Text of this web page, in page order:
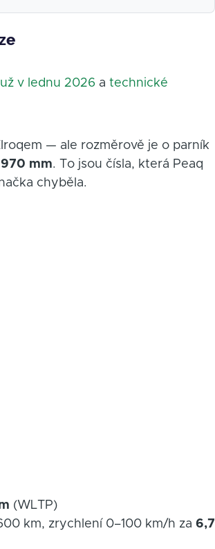
v lednu 2026 atechnické
— ale rozměrově je o parník
mm. To jsou čísla, která Peaq
chyběla.
(WLTP)
km, zrychlení 0–100 km/h za6,7